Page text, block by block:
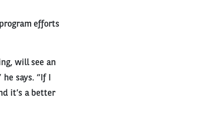
efforts
will see an
says. “If I
it’s a better